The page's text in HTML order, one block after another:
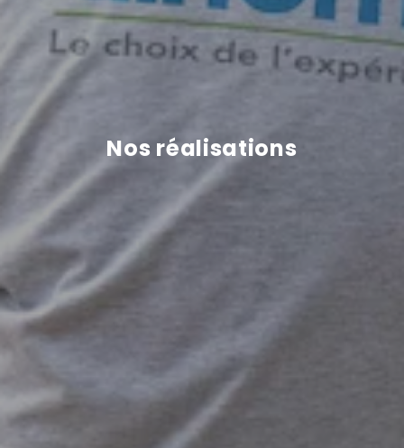
Nos réalisations